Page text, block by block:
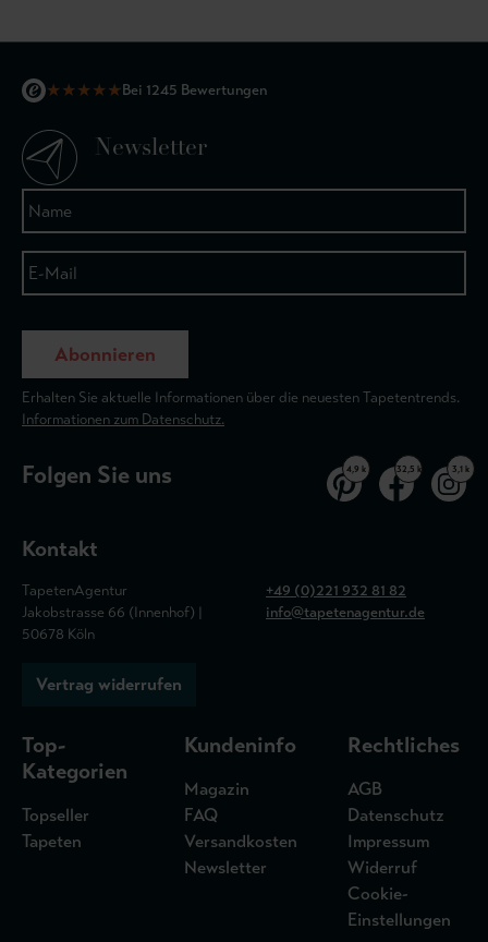
★★★★★Bei 1245 Bewertungen
Newsletter
Abonnieren
Erhalten Sie aktuelle Informationen über die neuesten Tapetentrends.
Informationen zum Datenschutz.
Folgen Sie uns 4,9 k 32,5 k 3,1 k
Kontakt
TapetenAgentur
Jakobstrasse 66 (Innenhof) |
50678 Köln
+49 (0)221 932 81 82
info@tapetenagentur.de
Vertrag widerrufen
Top-
Kategorien
Topseller
Tapeten
Kundeninfo
Magazin
FAQ
Versandkosten
Newsletter
Rechtliches
AGB
Datenschutz
Impressum
Widerruf
Cookie-
Einstellungen